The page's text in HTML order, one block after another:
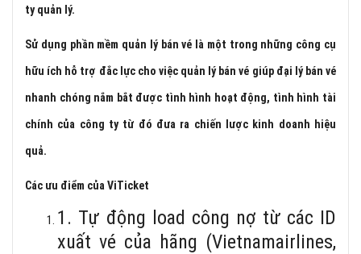
ty quản lý.
Sử dụng phần mềm quản lý bán vé là một trong những công cụ
hữu ích hỗ trợ đắc lực cho việc quản lý bán vé giúp đại lý bán vé
nhanh chóng nắm bắt được tình hình hoạt động, tình hình tài
chính của công ty từ đó đưa ra chiến lược kinh doanh hiệu
quả.
Các ưu điểm của ViTicket
1. Tự động load công nợ từ các ID
xuất vé của hãng (Vietnamairlines,